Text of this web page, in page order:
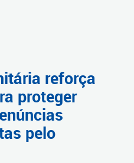
reforça
proteger
pelo